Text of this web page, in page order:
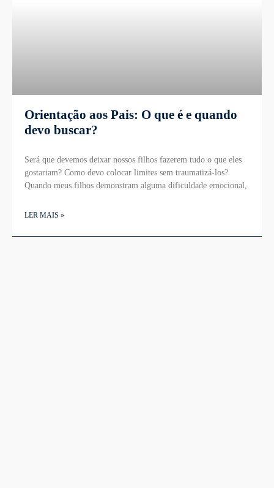
Orientação aos Pais: O que é e quando
devo buscar?
Será que devemos deixar nossos filhos fazerem tudo o que eles
gostariam? Como devo colocar limites sem traumatizá-los?
Quando meus filhos demonstram alguma dificuldade emocional,
LER MAIS »